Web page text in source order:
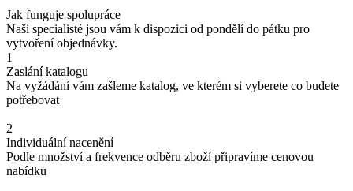
Jak funguje spolupráce
Naši specialisté jsou vám k dispozici od pondělí do pátku pro
vytvoření objednávky.
1
Zaslání katalogu
Na vyžádání vám zašleme katalog, ve kterém si vyberete co budete
potřebovat
2
Individuální nacenění
Podle množství a frekvence odběru zboží připravíme cenovou
nabídku